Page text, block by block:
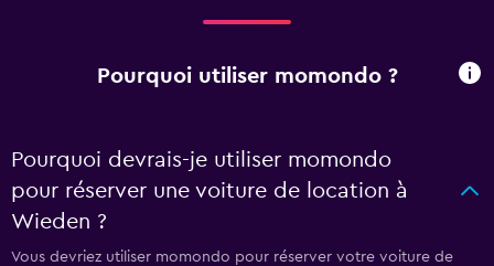
Pourquoi utiliser momondo ?
Pourquoi devrais-je utiliser momondo
pour réserver une voiture de location à
Wieden ?
Vous devriez utiliser momondo pour réserver votre voiture de